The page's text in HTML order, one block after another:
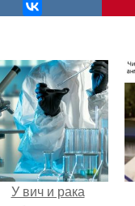
У вич и рака